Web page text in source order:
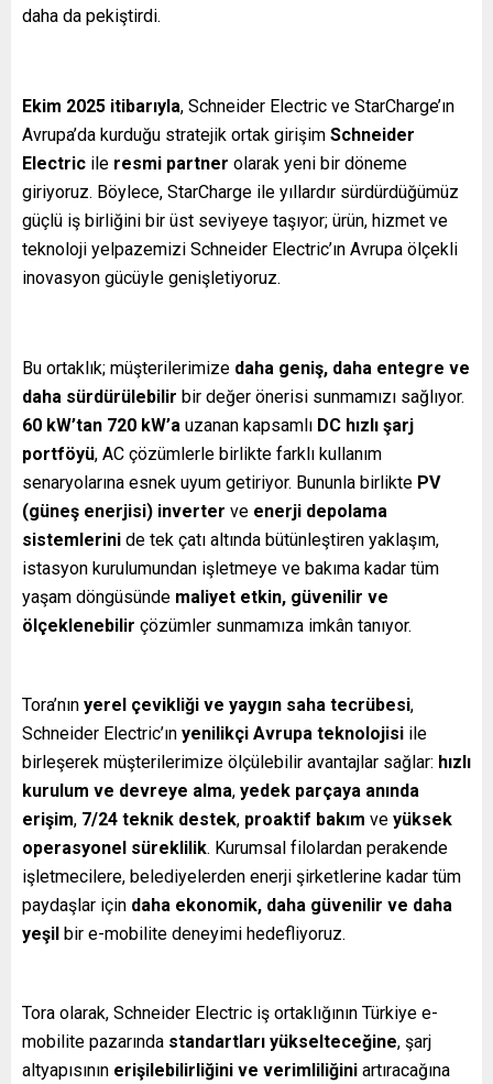
daha da pekiştirdi.
Ekim 2025 itibarıyla, Schneider Electric ve StarCharge’ın
Avrupa’da kurduğu stratejik ortak girişim Schneider
Electric ile resmi partner olarak yeni bir döneme
giriyoruz. Böylece, StarCharge ile yıllardır sürdürdüğümüz
güçlü iş birliğini bir üst seviyeye taşıyor; ürün, hizmet ve
teknoloji yelpazemizi Schneider Electric’ın Avrupa ölçekli
inovasyon gücüyle genişletiyoruz.
Bu ortaklık; müşterilerimize daha geniş, daha entegre ve
daha sürdürülebilir bir değer önerisi sunmamızı sağlıyor.
60 kW’tan 720 kW’a uzanan kapsamlı DC hızlı şarj
portföyü, AC çözümlerle birlikte farklı kullanım
senaryolarına esnek uyum getiriyor. Bununla birlikte PV
(güneş enerjisi) inverter ve enerji depolama
sistemlerini de tek çatı altında bütünleştiren yaklaşım,
istasyon kurulumundan işletmeye ve bakıma kadar tüm
yaşam döngüsünde maliyet etkin, güvenilir ve
ölçeklenebilir çözümler sunmamıza imkân tanıyor.
Tora’nın yerel çevikliği ve yaygın saha tecrübesi,
Schneider Electric’ın yenilikçi Avrupa teknolojisi ile
birleşerek müşterilerimize ölçülebilir avantajlar sağlar: hızlı
kurulum ve devreye alma, yedek parçaya anında
erişim, 7/24 teknik destek, proaktif bakım ve yüksek
operasyonel süreklilik. Kurumsal filolardan perakende
işletmecilere, belediyelerden enerji şirketlerine kadar tüm
paydaşlar için daha ekonomik, daha güvenilir ve daha
yeşil bir e-mobilite deneyimi hedefliyoruz.
Tora olarak, Schneider Electric iş ortaklığının Türkiye e-
mobilite pazarında standartları yükselteceğine, şarj
altyapısının erişilebilirliğini ve verimliliğini artıracağına